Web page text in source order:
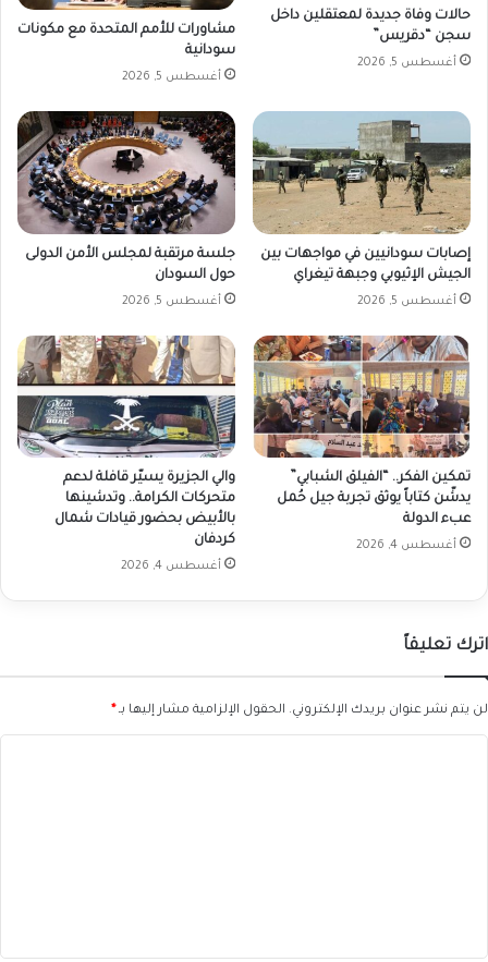
حالات وفاة جديدة لمعتقلين داخل
سجن “دقريس”
أغسطس 5, 2026
مشاورات للأمم المتحدة مع مكونات
سودانية
أغسطس 5, 2026
إصابات سودانيين في مواجهات بين
الجيش الإثيوبي وجبهة تيغراي
أغسطس 5, 2026
جلسة مرتقبة لمجلس الأمن الدولى
حول السودان
أغسطس 5, 2026
تمكين الفكر.. “الفيلق الشبابي”
يدشّن كتاباً يوثق تجربة جيل حُمل
عبء الدولة
أغسطس 4, 2026
والي الجزيرة يسيّر قافلة لدعم
متحركات الكرامة.. وتدشينها
بالأبيض بحضور قيادات شمال
كردفان
أغسطس 4, 2026
اترك تعليقاً
لن يتم نشر عنوان بريدك الإلكتروني. الحقول الإلزامية مشار إليها بـ *